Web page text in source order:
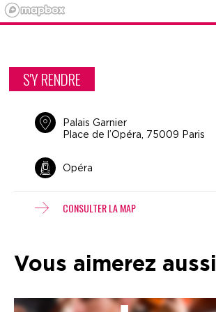
S'Y RENDRE
Palais Garnier
Place de l’Opéra, 75009 Paris
Opéra
CONSULTER LA MAP
Vous aimerez aussi